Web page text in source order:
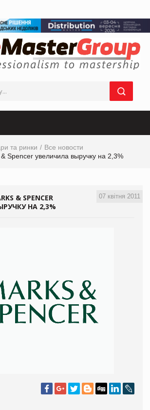
та ринки
Все новости
Spencer увеличила выручку на 2,3%
07 квітня 2011
& SPENCER
НА 2,3%